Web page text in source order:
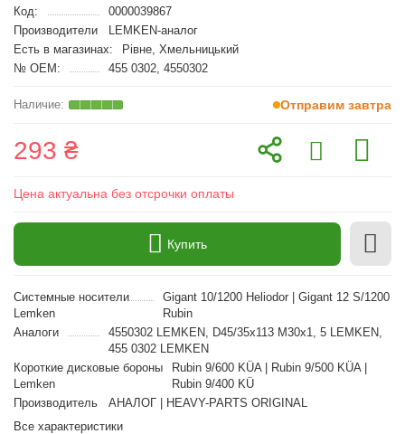
Код:
0000039867
Производители
LEMKEN-аналог
Есть в магазинах:
Рівне, Хмельницький
№ OEM:
455 0302, 4550302
Отправим завтра
293 ₴
Цена актуальна без отсрочки оплаты
Купить
Cистемные носители
Lemken
Gigant 10/1200 Heliodor | Gigant 12 S/1200
Rubin
Аналоги
4550302 LEMKEN, D45/35x113 M30x1, 5 LEMKEN,
455 0302 LEMKEN
Короткие дисковые бороны
Lemken
Rubin 9/600 KÜA | Rubin 9/500 KÜA |
Rubin 9/400 KÜ
Производитель
АНАЛОГ | HEAVY-PARTS ORIGINAL
Все характеристики